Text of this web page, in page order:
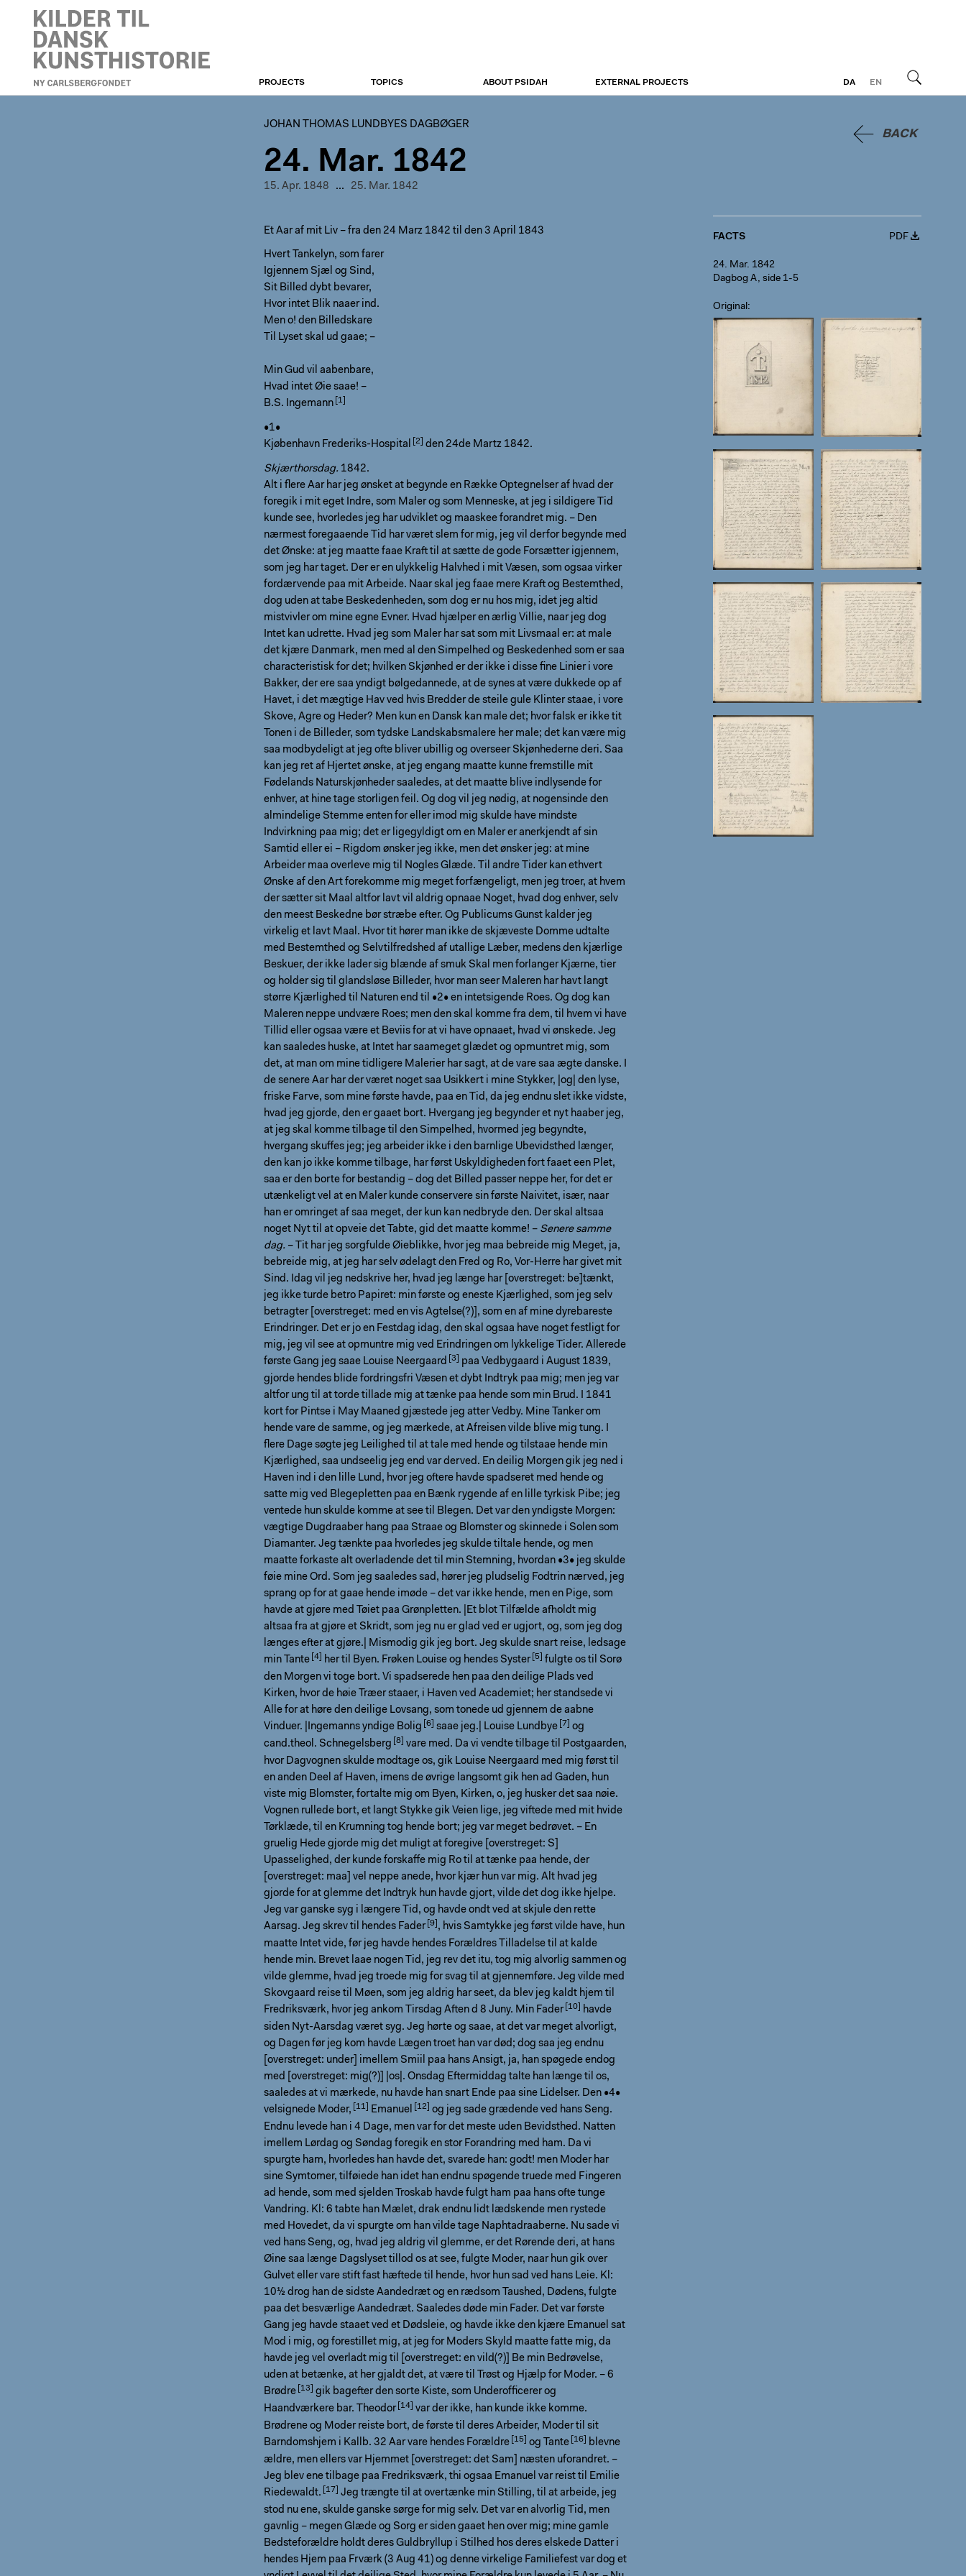
JOHAN THOMAS
DA
EN
PROJECTS TOPICS ABOUT PSIDAH EXTERNAL PROJECTS
BACK
JOHAN THOMAS LUNDBYES DAGBØGER
24. Mar. 1842
15. Apr. 1848 ... 25. Mar. 1842
Et Aar af mit Liv – fra den 24 Marz 1842 til den 3 April 1843
Hvert Tankelyn, som farer
Igjennem Sjæl og Sind,
Sit Billed dybt bevarer,
Hvor intet Blik naaer ind.
Men o! den Billedskare
Til Lyset skal ud gaae; –
Min Gud vil aabenbare,
Hvad intet Øie saae! –
B.S. Ingemann
•1•
Kjøbenhavn Frederiks-Hospital den 24de Martz 1842.
Skjærthorsdag. 1842.
Alt i flere Aar har jeg ønsket at begynde en Række Optegnelser af hvad der
foregik i mit eget Indre, som Maler og som Menneske, at jeg i sildigere Tid
kunde see, hvorledes jeg har udviklet og maaskee forandret mig. – Den
nærmest foregaaende Tid har været slem for mig, jeg vil derfor begynde med
det Ønske: at jeg maatte faae Kraft til at sætte de gode Forsætter igjennem,
som jeg har taget. Der er en ulykkelig Halvhed i mit Væsen, som ogsaa virker
fordærvende paa mit Arbeide. Naar skal jeg faae mere Kraft og Bestemthed,
dog uden at tabe Beskedenheden, som dog er nu hos mig, idet jeg altid
mistvivler om mine egne Evner. Hvad hjælper en ærlig Villie, naar jeg dog
Intet kan udrette. Hvad jeg som Maler har sat som mit Livsmaal er: at male
det kjære Danmark, men med al den Simpelhed og Beskedenhed som er saa
characteristisk for det; hvilken Skjønhed er der ikke i disse ﬁne Linier i vore
Bakker, der ere saa yndigt bølgedannede, at de synes at være dukkede op af
Havet, i det mægtige Hav ved hvis Bredder de steile gule Klinter staae, i vore
Skove, Agre og Heder? Men kun en Dansk kan male det; hvor falsk er ikke tit
Tonen i de Billeder, som tydske Landskabsmalere her male; det kan være mig
saa modbydeligt at jeg ofte bliver ubillig og overseer Skjønhederne deri. Saa
kan jeg ret af Hjertet ønske, at jeg engang maatte kunne fremstille mit
Fødelands Naturskjønheder saaledes, at det maatte blive indlysende for
enhver, at hine tage storligen feil. Og dog vil jeg nødig, at nogensinde den
almindelige Stemme enten for eller imod mig skulde have mindste
Indvirkning paa mig; det er ligegyldigt om en Maler er anerkjendt af sin
Samtid eller ei – Rigdom ønsker jeg ikke, men det ønsker jeg: at mine
Arbeider maa overleve mig til Nogles Glæde. Til andre Tider kan ethvert
Ønske af den Art forekomme mig meget forfængeligt, men jeg troer, at hvem
der sætter sit Maal altfor lavt vil aldrig opnaae Noget, hvad dog enhver, selv
den meest Beskedne bør stræbe efter. Og Publicums Gunst kalder jeg
virkelig et lavt Maal. Hvor tit hører man ikke de skjæveste Domme udtalte
med Bestemthed og Selvtilfredshed af utallige Læber, medens den kjærlige
Beskuer, der ikke lader sig blænde af smuk Skal men forlanger Kjærne, tier
og holder sig til glandsløse Billeder, hvor man seer Maleren har havt langt
større Kjærlighed til Naturen end til •2• en intetsigende Roes. Og dog kan
Maleren neppe undvære Roes; men den skal komme fra dem, til hvem vi have
Tillid eller ogsaa være et Beviis for at vi have opnaaet, hvad vi ønskede. Jeg
kan saaledes huske, at Intet har saameget glædet og opmuntret mig, som
det, at man om mine tidligere Malerier har sagt, at de vare saa ægte danske. I
de senere Aar har der været noget saa Usikkert i mine Stykker, |og| den lyse,
friske Farve, som mine første havde, paa en Tid, da jeg endnu slet ikke vidste,
hvad jeg gjorde, den er gaaet bort. Hvergang jeg begynder et nyt haaber jeg,
at jeg skal komme tilbage til den Simpelhed, hvormed jeg begyndte,
hvergang skuffes jeg; jeg arbeider ikke i den barnlige Ubevidsthed længer,
den kan jo ikke komme tilbage, har først Uskyldigheden fort faaet een Plet,
saa er den borte for bestandig – dog det Billed passer neppe her, for det er
utænkeligt vel at en Maler kunde conservere sin første Naivitet, især, naar
han er omringet af saa meget, der kun kan nedbryde den. Der skal altsaa
noget Nyt til at opveie det Tabte, gid det maatte komme! – Senere samme
dag. – Tit har jeg sorgfulde Øieblikke, hvor jeg maa bebreide mig Meget, ja,
bebreide mig, at jeg har selv ødelagt den Fred og Ro, Vor-Herre har givet mit
Sind. Idag vil jeg nedskrive her, hvad jeg længe har [overstreget: be]tænkt,
jeg ikke turde betro Papiret: min første og eneste Kjærlighed, som jeg selv
betragter [overstreget: med en vis Agtelse(?)], som en af mine dyrebareste
Erindringer. Det er jo en Festdag idag, den skal ogsaa have noget festligt for
mig, jeg vil see at opmuntre mig ved Erindringen om lykkelige Tider. Allerede
første Gang jeg saae Louise Neergaard
paa Vedbygaard i August 1839,
gjorde hendes blide fordringsfri Væsen et dybt Indtryk paa mig; men jeg var
altfor ung til at torde tillade mig at tænke paa hende som min Brud. I 1841
kort for Pintse i May Maaned gjæstede jeg atter Vedby. Mine Tanker om
hende vare de samme, og jeg mærkede, at Afreisen vilde blive mig tung. I
ﬂere Dage søgte jeg Leilighed til at tale med hende og tilstaae hende min
Kjærlighed, saa undseelig jeg end var derved. En deilig Morgen gik jeg ned i
Haven ind i den lille Lund, hvor jeg oftere havde spadseret med hende og
satte mig ved Blegepletten paa en Bænk rygende af en lille tyrkisk Pibe; jeg
ventede hun skulde komme at see til Blegen. Det var den yndigste Morgen:
vægtige Dugdraaber hang paa Straae og Blomster og skinnede i Solen som
Diamanter. Jeg tænkte paa hvorledes jeg skulde tiltale hende, og men
maatte forkaste alt overladende det til min Stemning, hvordan •3• jeg skulde
føie mine Ord. Som jeg saaledes sad, hører jeg pludselig Fodtrin nærved, jeg
sprang op for at gaae hende imøde – det var ikke hende, men en Pige, som
havde at gjøre med Tøiet paa Grønpletten. |Et blot Tilfælde afholdt mig
altsaa fra at gjøre et Skridt, som jeg nu er glad ved er ugjort, og, som jeg dog
længes efter at gjøre.| Mismodig gik jeg bort. Jeg skulde snart reise, ledsage
min Tante her til Byen. Frøken Louise og hendes Syster
fulgte os til Sorø
den Morgen vi toge bort. Vi spadserede hen paa den deilige Plads ved
Kirken, hvor de høie Træer staaer, i Haven ved Academiet; her standsede vi
Alle for at høre den deilige Lovsang, som tonede ud gjennem de aabne
Vinduer. |Ingemanns yndige Bolig saae jeg.| Louise Lundbye
og
cand.theol. Schnegelsberg
vare med. Da vi vendte tilbage til Postgaarden,
hvor Dagvognen skulde modtage os, gik Louise Neergaard med mig først til
en anden Deel af Haven, imens de øvrige langsomt gik hen ad Gaden, hun
viste mig Blomster, fortalte mig om Byen, Kirken, o, jeg husker det saa nøie.
Vognen rullede bort, et langt Stykke gik Veien lige, jeg viftede med mit hvide
Tørklæde, til en Krumning tog hende bort; jeg var meget bedrøvet. – En
gruelig Hede gjorde mig det muligt at foregive [overstreget: S]
Upasselighed, der kunde forskaffe mig Ro til at tænke paa hende, der
[overstreget: maa] vel neppe anede, hvor kjær hun var mig. Alt hvad jeg
gjorde for at glemme det Indtryk hun havde gjort, vilde det dog ikke hjelpe.
Jeg var ganske syg i længere Tid, og havde ondt ved at skjule den rette
Aarsag. Jeg skrev til hendes Fader
, hvis Samtykke jeg først vilde have, hun
maatte Intet vide, før jeg havde hendes Forældres Tilladelse til at kalde
hende min. Brevet laae nogen Tid, jeg rev det itu, tog mig alvorlig sammen og
vilde glemme, hvad jeg troede mig for svag til at gjennemføre. Jeg vilde med
Skovgaard reise til Møen, som jeg aldrig har seet, da blev jeg kaldt hjem til
Fredriksværk, hvor jeg ankom Tirsdag Aften d 8 Juny. Min Fader
havde
siden Nyt-Aarsdag været syg. Jeg hørte og saae, at det var meget alvorligt,
og Dagen før jeg kom havde Lægen troet han var død; dog saa jeg endnu
[overstreget: under] imellem Smiil paa hans Ansigt, ja, han spøgede endog
med [overstreget: mig(?)] |os|. Onsdag Eftermiddag talte han længe til os,
saaledes at vi mærkede, nu havde han snart Ende paa sine Lidelser. Den •4•
velsignede Moder, Emanuel
og jeg sade grædende ved hans Seng.
Endnu levede han i 4 Dage, men var for det meste uden Bevidsthed. Natten
imellem Lørdag og Søndag foregik en stor Forandring med ham. Da vi
spurgte ham, hvorledes han havde det, svarede han: godt! men Moder har
sine Symtomer, tilføiede han idet han endnu spøgende truede med Fingeren
ad hende, som med sjelden Troskab havde fulgt ham paa hans ofte tunge
Vandring. Kl: 6 tabte han Mælet, drak endnu lidt lædskende men rystede
med Hovedet, da vi spurgte om han vilde tage Naphtadraaberne. Nu sade vi
ved hans Seng, og, hvad jeg aldrig vil glemme, er det Rørende deri, at hans
Øine saa længe Dagslyset tillod os at see, fulgte Moder, naar hun gik over
Gulvet eller vare stift fast hæftede til hende, hvor hun sad ved hans Leie. Kl:
10½ drog han de sidste Aandedræt og en rædsom Taushed, Dødens, fulgte
paa det besværlige Aandedræt. Saaledes døde min Fader. Det var første
Gang jeg havde staaet ved et Dødsleie, og havde ikke den kjære Emanuel sat
Mod i mig, og forestillet mig, at jeg for Moders Skyld maatte fatte mig, da
havde jeg vel overladt mig til [overstreget: en vild(?)] Be min Bedrøvelse,
uden at betænke, at her gjaldt det, at være til Trøst og Hjælp for Moder. – 6
Brødre
gik bagefter den sorte Kiste, som Underofﬁcerer og
Haandværkere bar. Theodor
var der ikke, han kunde ikke komme.
Brødrene og Moder reiste bort, de første til deres Arbeider, Moder til sit
Barndomshjem i Kallb. 32 Aar vare hendes Forældre og Tante
blevne
ældre, men ellers var Hjemmet [overstreget: det Sam] næsten uforandret. –
Jeg blev ene tilbage paa Fredriksværk, thi ogsaa Emanuel var reist til Emilie
Riedewaldt.
Jeg trængte til at overtænke min Stilling, til at arbeide, jeg
stod nu ene, skulde ganske sørge for mig selv. Det var en alvorlig Tid, men
gavnlig – megen Glæde og Sorg er siden gaaet hen over mig; mine gamle
Bedsteforældre holdt deres Guldbryllup i Stilhed hos deres elskede Datter i
hendes Hjem paa Frværk (3 Aug 41) og denne virkelige Familiefest var dog et
FACTS PDF
24. Mar. 1842
Dagbog A, side 1-5
Original